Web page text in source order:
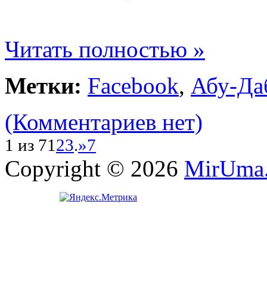
Читать полностью »
Метки: Facebook, Абу-
(Комментариев нет)
1 из 71 23.»7
Copyright © 2026